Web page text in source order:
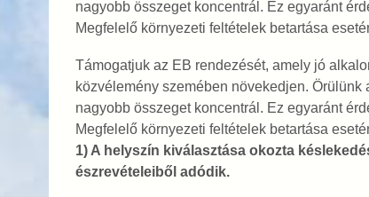
nagyobb összeget koncentrál. Ez egyaránt
Megfelelő környezeti feltételek betartása
Támogatjuk az EB rendezését, amely jó
közvélemény szemében növekedjen.
nagyobb összeget koncentrál. Ez egyaránt
Megfelelő környezeti feltételek betartása
1) A helyszín kiválasztása okozta
észrevételeiből adódik.